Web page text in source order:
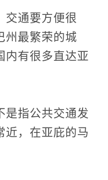
交通要方便很
州最繁荣的城
内有很多直达亚
是指公共交通发
近，在亚庇的马